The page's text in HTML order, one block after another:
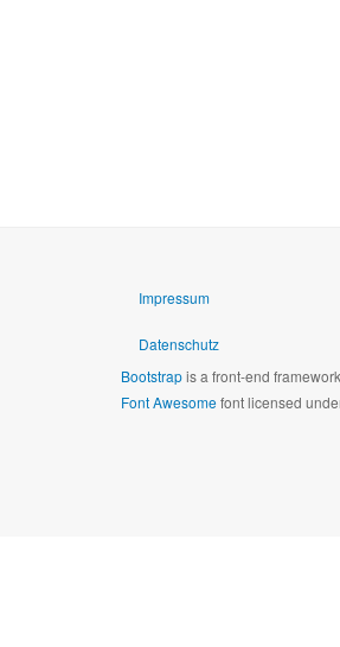
Impressum
Datenschutz
Bootstrapis a front-end
Font Awesomefont licensed